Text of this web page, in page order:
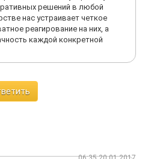
решений в любой
нас устраивает четкое
реагирование на них, а
каждой конкретной